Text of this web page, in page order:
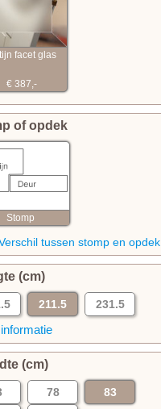
facet glas
€ 387,-
of opdek
Stomp
tussen stomp en opdek
(cm)
211.5
231.5
(cm)
78
83